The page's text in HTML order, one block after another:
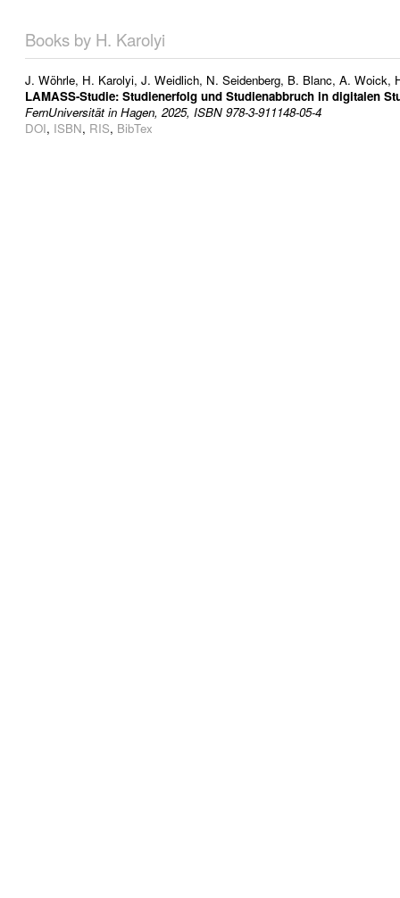
Books by H. Karolyi
J. Wöhrle, H. Karolyi, J. Weidlich, N. Seidenberg, B. Blanc, A. Woick,
LAMASS-Studie: Studienerfolg und Studienabbruch in digitalen
FernUniversität in Hagen, 2025, ISBN 978-3-911148-05-4
DOI, ISBN, RIS, BibTex